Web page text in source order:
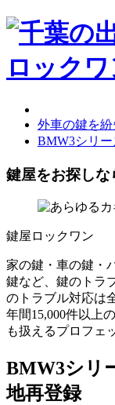
外車の鍵を
BMW3シリ
鍵屋をお探し
鍵屋ロックワン
家の鍵・車の鍵・
鍵など、鍵のトラ
のトラブル対応は
年間15,000件以上
も扱えるプロフェ
BMW3シリ
地再登録